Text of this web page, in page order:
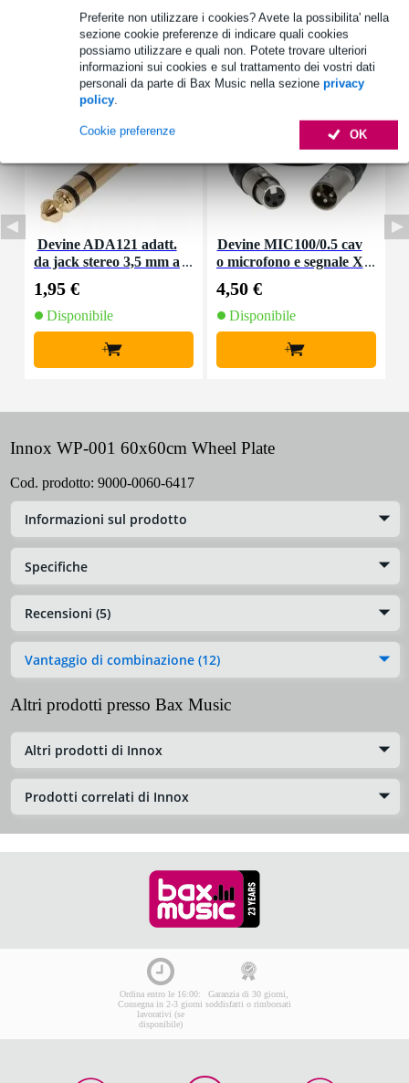
Preferite non utilizzare i cookies? Avete la possibilita' nella
sezione cookie preferenze di indicare quali cookies
possiamo utilizzare e quali non. Potete trovare ulteriori
informazioni sui cookies e sul trattamento dei vostri dati
personali da parte di Bax Music nella sezione privacy
policy.
OK
Cookie preferenze
Accessori (12)
Devine ADA121 adatt.
da jack stereo 3,5 mm a
1,95 €
Disponibile
+
Devine MIC100/0.5 cav
o microfono e segnale X
4,50 €
Disponibile
+
Innox WP-001 60x60cm Wheel Plate
Cod. prodotto: 9000-0060-6417
Informazioni sul prodotto
Specifiche
Recensioni (5)
Vantaggio di combinazione (12)
Altri prodotti presso Bax Music
Altri prodotti di Innox
Prodotti correlati di Innox
Ordina entro le 16:00:
Consegna in 2-3 giorni
lavorativi (se
disponibile)
Garanzia di 30 giorni,
soddisfatti o rimborsati